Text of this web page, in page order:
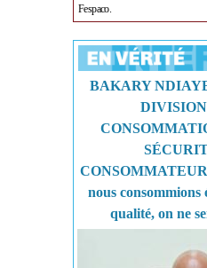
Fespaco.
BAKARY
nous consommions
qualité, on ne